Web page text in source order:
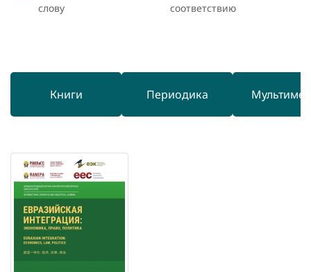
слову
соответствию
Книги Периодика